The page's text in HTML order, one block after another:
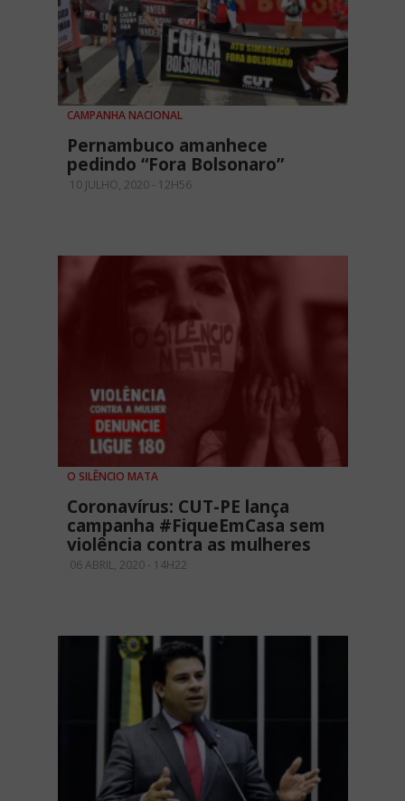
CAMPANHA NACIONAL
Pernambuco amanhece
pedindo “Fora Bolsonaro”
10 JULHO, 2020 - 12H56
O SILÊNCIO MATA
Coronavírus: CUT-PE lança
campanha #FiqueEmCasa sem
violência contra as mulheres
06 ABRIL, 2020 - 14H22